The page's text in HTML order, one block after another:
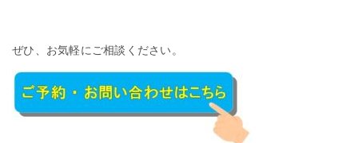
ぜひ、お気軽にご相談ください。